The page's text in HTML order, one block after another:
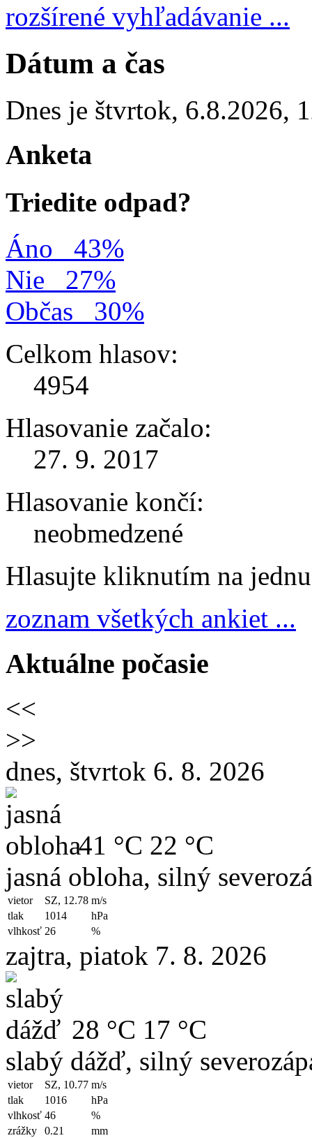
rozšírené vyhľadávanie ...
Dátum a čas
Dnes je štvrtok, 6.8.2026,
Anketa
Triedite odpad?
Áno
43%
Nie
27%
Občas
30%
Celkom hlasov:
4954
Hlasovanie začalo:
27. 9. 2017
Hlasovanie končí:
neobmedzené
Hlasujte kliknutím na
zoznam všetkých ankiet ...
Aktuálne počasie
<<
>>
dnes, štvrtok 6. 8. 2026
41 °C 22 °C
jasná obloha, silný
vietor SZ, 12.78 m/s
tlak
1014
hPa
vlhkosť 26 %
zajtra, piatok 7. 8. 2026
28 °C 17 °C
slabý dážď, silný
vietor SZ, 10.77 m/s
tlak
1016
hPa
vlhkosť 46
%
zrážky
0.21 mm